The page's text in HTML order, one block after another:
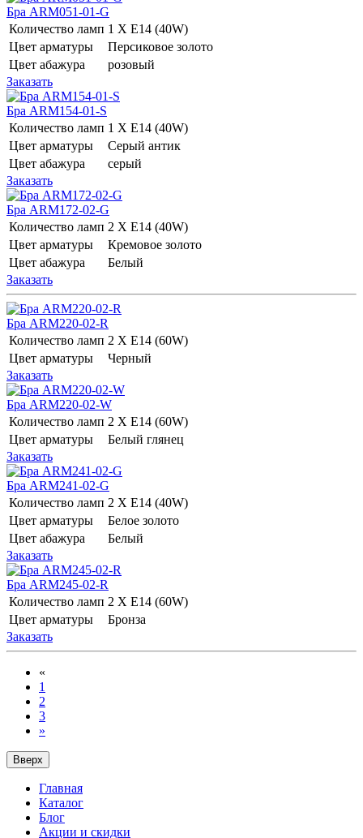
Бра ARM051-01-G
Количество ламп 1 Х E14 (40W)
Цвет арматуры
Персиковое золото
Цвет абажура
розовый
Заказать
Бра ARM154-01-S
Количество ламп 1 Х E14 (40W)
Цвет арматуры
Серый антик
Цвет абажура
серый
Заказать
Бра ARM172-02-G
Количество ламп 2 Х E14 (40W)
Цвет арматуры
Кремовое золото
Цвет абажура
Белый
Заказать
Бра ARM220-02-R
Количество ламп 2 Х E14 (60W)
Цвет арматуры
Черный
Заказать
Бра ARM220-02-W
Количество ламп 2 Х E14 (60W)
Цвет арматуры
Белый глянец
Заказать
Бра ARM241-02-G
Количество ламп 2 Х E14 (40W)
Цвет арматуры
Белое золото
Цвет абажура
Белый
Заказать
Бра ARM245-02-R
Количество ламп 2 Х E14 (60W)
Цвет арматуры
Бронза
Заказать
«
1
2
3
»
Вверх
Главная
Каталог
Блог
Акции и скидки